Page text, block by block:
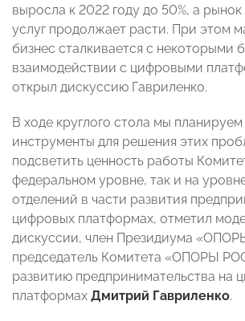
выросла к 2022 году до 50%, а рынок
услуг продолжает расти. При этом
бизнес сталкивается с некоторыми
взаимодействии с цифровыми
открыл дискуссию Гавриленко.
В ходе круглого стола мы
инструменты для решения этих
подсветить ценность работы
федеральном уровне, так и на
отделений в части развития
цифровых платформах, отметил
дискуссии, член Президиума
председатель Комитета «ОПОРЫ
развитию предпринимательства на
платформах Дмитрий Гавриленко.